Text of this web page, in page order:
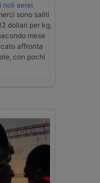
noli aerei
sono saliti
dollari per kg,
mese
affronta
con pochi